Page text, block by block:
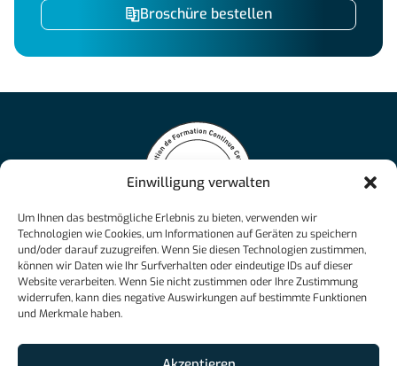
Einwilligung verwalten
Um Ihnen das bestmögliche Erlebnis zu bieten, verwenden wir
Technologien wie Cookies, um Informationen auf Geräten zu speichern
und/oder darauf zuzugreifen. Wenn Sie diesen Technologien zustimmen,
können wir Daten wie Ihr Surfverhalten oder eindeutige IDs auf dieser
Website verarbeiten. Wenn Sie nicht zustimmen oder Ihre Zustimmung
widerrufen, kann dies negative Auswirkungen auf bestimmte Funktionen
und Merkmale haben.
Broschüre bestellen
Die NCAcademy bietet flexible und personalisierte Online-
Ausbildungen an, die von der Schweizer Maturität bis zu
eidgenössischen Fachausweisen reichen und den Erfolg in
verschiedenen Berufsfeldern sichern.
info@ncacademy.ch
+41 26 526 33 23